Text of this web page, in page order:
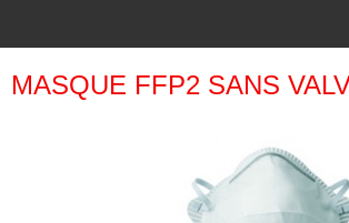
MASQUE FFP2 SANS